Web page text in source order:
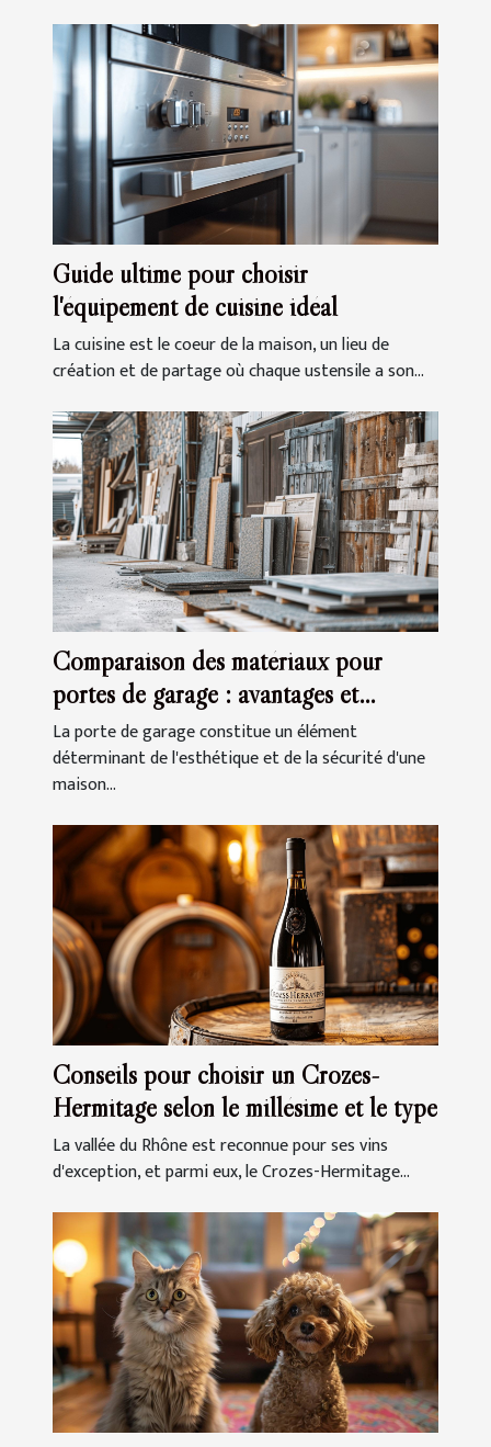
Guide ultime pour choisir
l'équipement de cuisine idéal
La cuisine est le coeur de la maison, un lieu de
création et de partage où chaque ustensile a son...
Comparaison des matériaux pour
portes de garage : avantages et
inconvénients
La porte de garage constitue un élément
déterminant de l'esthétique et de la sécurité d'une
maison...
Conseils pour choisir un Crozes-
Hermitage selon le millésime et le type
La vallée du Rhône est reconnue pour ses vins
d'exception, et parmi eux, le Crozes-Hermitage...